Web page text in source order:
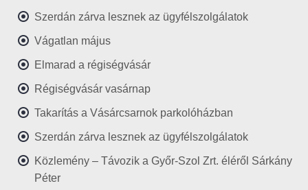
Szerdán zárva lesznek az ügyfélszolgálatok
Vágatlan május
Elmarad a régiségvásár
Régiségvásár vasárnap
Takarítás a Vásárcsarnok parkolóházban
Szerdán zárva lesznek az ügyfélszolgálatok
Közlemény – Távozik a Győr-Szol Zrt. éléről Sárkány
Péter